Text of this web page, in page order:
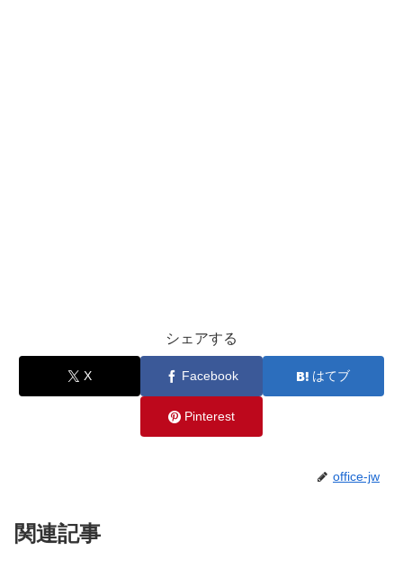
シェアする
X Facebook はてブ
Pinterest
office-jw
関連記事